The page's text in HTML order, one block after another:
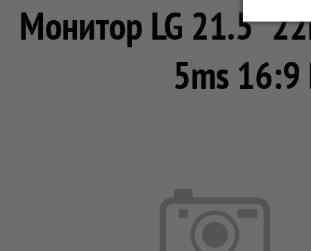
Монитор LG 21.5"
5ms